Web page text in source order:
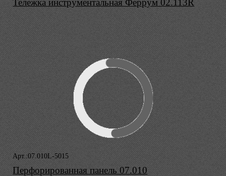
Тележка инструментальная Феррум 02.113R
Арт.:07.010L-5015
Перфорированная панель 07.010